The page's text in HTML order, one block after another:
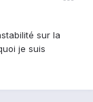
sur la
je suis